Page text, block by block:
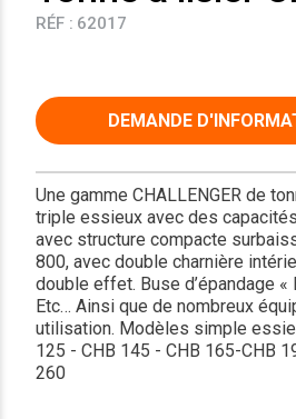
RÉF : 62017
Une gamme CHALLENGER de
triple essieux avec des
avec structure compacte
800, avec double charnière
double effet. Buse d’épandage
Etc… Ainsi que de nombreux
utilisation. Modèles simple
125 - CHB 145 - CHB 165-CHB
260
DEMANDE